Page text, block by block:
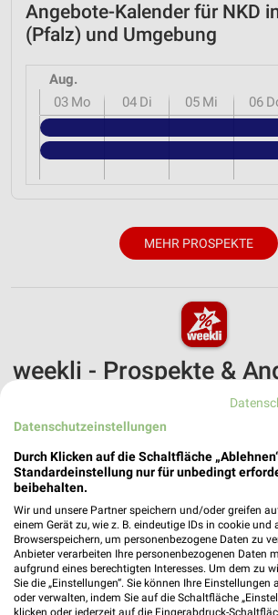
Angebote-Kalender für NKD
(Pfalz) und Umgebung
Aug.
03 Mo 04 Di 05 Mi 06
MEHR PROSPEKTE
weekli - Prospekte &
Alle NKD Angebote immer griffbereit –
weekli App für iOS &
✔Standortgenaue Angebote
✔Folge deinem Lieblingshändler
✔Push-Benachrichtigungen bei
✔Einkaufsliste - Einkauf stressfrei
JETZT LADEN UND
Datenschutzeinstellungen
Durch Klicken auf die Schaltfläche
Standardeinstellung nur für unbedingt
beibehalten.
Wir und unsere Partner speichern und/oder greifen
einem Gerät zu, wie z. B. eindeutige IDs in cookie und
Browserspeichern, um personenbezogene Daten zu
Anbieter verarbeiten Ihre personenbezogenen Daten
aufgrund eines berechtigten Interesses. Um dem zu
Sie die „Einstellungen“. Sie können Ihre Einstellungen
oder verwalten, indem Sie auf die Schaltfläche
klicken oder jederzeit auf die Fingerabdruck-